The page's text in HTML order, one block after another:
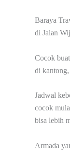
Baraya
di Jalan
Cocok
di
Jadwal
cocok
bisa lebih
Armada